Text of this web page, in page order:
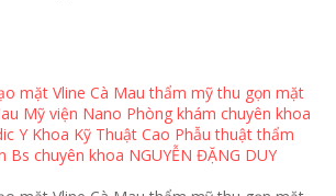
mặt Vline Cà Mau thẩm mỹ thu gọn mặt
Mỹ viện Nano Phòng khám chuyên khoa
Y Khoa Kỹ Thuật Cao Phẫu thuật thẩm
Bs chuyên khoa NGUYỄN ĐẶNG DUY